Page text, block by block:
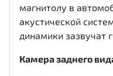
магнитолу в
акустической
динамики зазвучат
Камера заднего